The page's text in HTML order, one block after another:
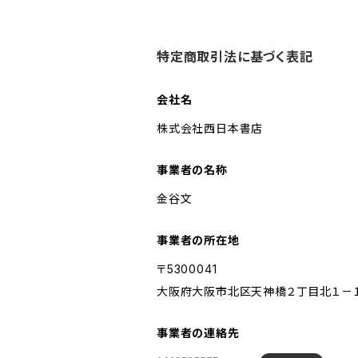
特定商取引法に基づく表記
会社名
株式会社西日本書店
事業者の名称
金谷文
事業者の所在地
〒5300041
大阪府大阪市北区天神橋２丁目北１－
事業者の連絡先